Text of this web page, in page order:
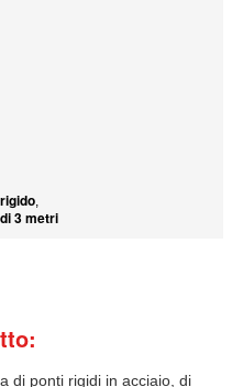
,
3 metri
di ponti rigidi in acciaio, di